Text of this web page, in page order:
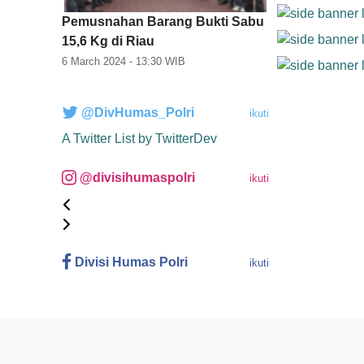
Pemusnahan Barang Bukti Sabu
15,6 Kg di Riau
6 March 2024 - 13:30 WIB
@DivHumas_Polri ikuti
A Twitter List by TwitterDev
@divisihumaspolri ikuti
Divisi Humas Polri ikuti